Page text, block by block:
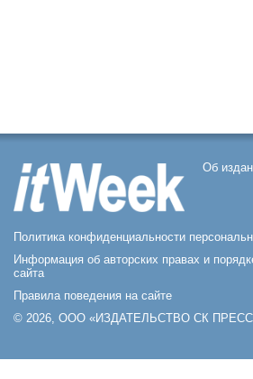
Об
Политика конфиденциальности
Информация об авторских правах и
сайта
Правила поведения на сайте
© 2026, ООО «ИЗДАТЕЛЬСТВО СК